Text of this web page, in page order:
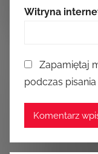
Witryna
Zapamiętaj
podczas